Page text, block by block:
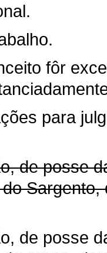
fôr
para
de posse
de posse